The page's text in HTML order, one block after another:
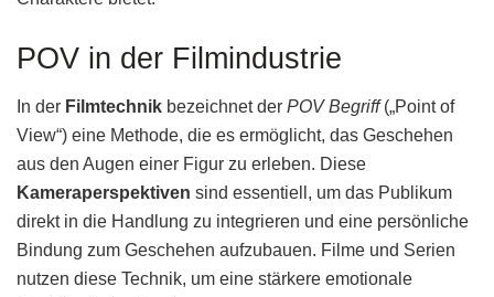
POV in der Filmindustrie
In der Filmtechnik bezeichnet der POV Begriff(„Point of
View“) eine Methode, die es ermöglicht, das Geschehen
aus den Augen einer Figur zu erleben. Diese
Kameraperspektiven sind essentiell, um das Publikum
direkt in die Handlung zu integrieren und eine persönliche
Bindung zum Geschehen aufzubauen. Filme und Serien
nutzen diese Technik, um eine stärkere emotionale